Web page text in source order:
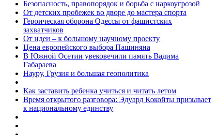
Безопасность, правопорядок и борьба с наркоугрозой
От детских пробежек во дворе до мастера спорта
Героическая оборона Одессы от фашистских
захватчиков
От идеи – к большому научному проекту
Цена европейского выбора Пашиняна
В Южной Осетии увековечили память Вадима
Габараева
Науру, Грузия и большая геополитика
Как заставить ребенка учиться и читать летом
Время открытого разговора: Эдуард Кокойты призывает
к национальному единству